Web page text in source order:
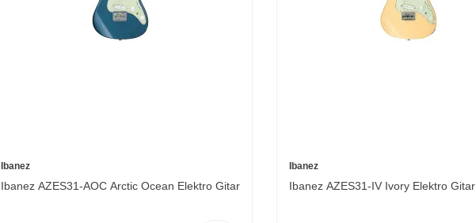
Ibanez
Ibanez AZES31-AOC Arctic Ocean Elektro Gitar
Ibanez
Ibanez AZES31-IV Ivory Elektro Gitar